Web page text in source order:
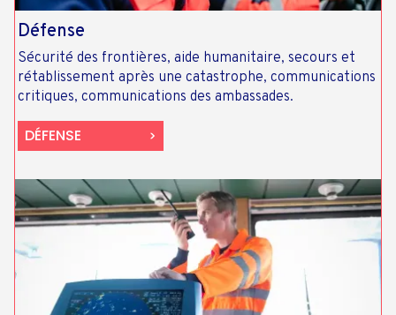
Défense
Sécurité des frontières, aide humanitaire, secours et
rétablissement après une catastrophe, communications
critiques, communications des ambassades.
DÉFENSE